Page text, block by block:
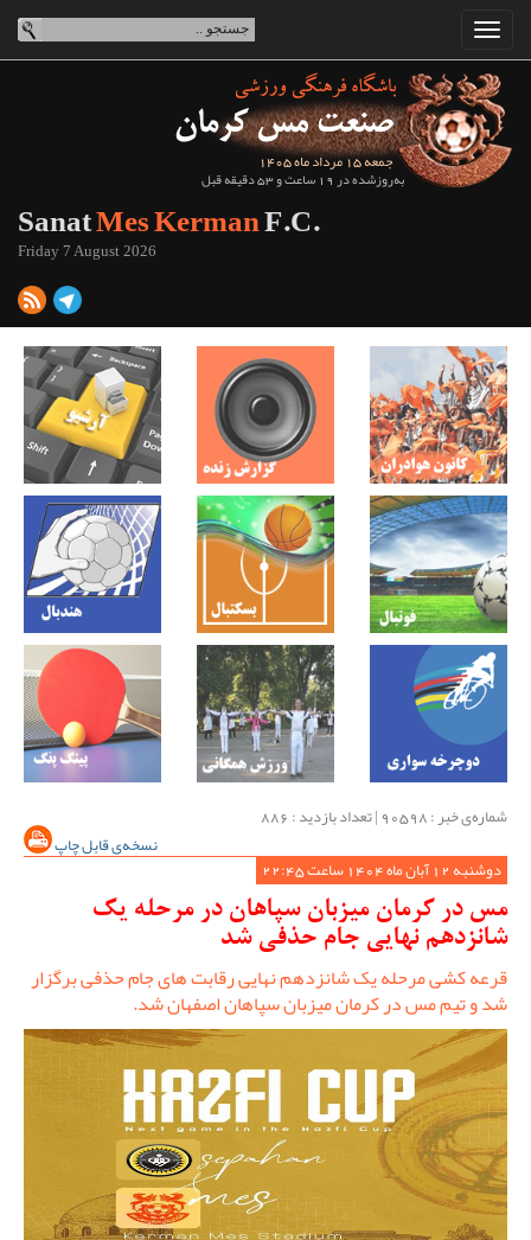
جمعه 15 مرداد ماه 1405
به‌روزشده در 19 ساعت و 53 دقیقه قبل
SanatMes KermanF.C.
Friday 7 August 2026
شماره‌ی خبر : ‌90598 | تعداد بازدید : 886
نسخه‌ی قابل چاپ
دوشنبه 12 آبان ماه 1404 ساعت 22:45
مس در کرمان میزبان سپاهان در مرحله یک
شانزدهم نهایی جام حذفی شد
قرعه کشی مرحله یک شانزدهم نهایی رقابت های جام حذفی برگزار
شد و تیم مس در کرمان میزبان سپاهان اصفهان شد.